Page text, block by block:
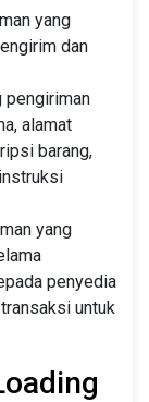
yang
dan
pengiriman
alamat
barang,
yang
penyedia
untuk